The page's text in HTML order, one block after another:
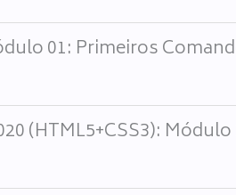
01: Primeiros
(HTML5+CSS3): Módulo